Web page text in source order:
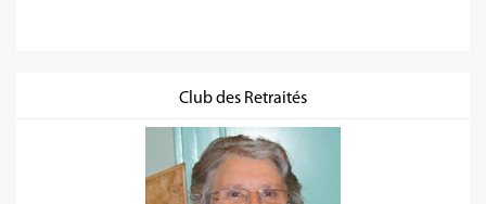
Club des Retraités